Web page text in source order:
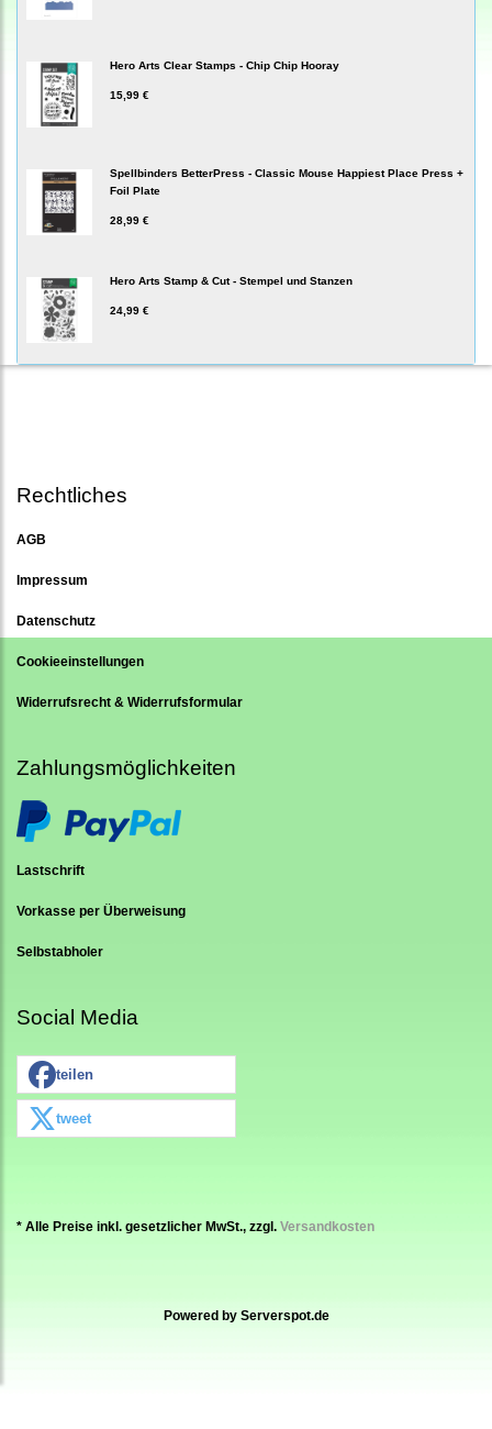
Hero Arts Clear Stamps - Chip Chip Hooray
15,99 €
Spellbinders BetterPress - Classic Mouse Happiest Place Press +
Foil Plate
28,99 €
Hero Arts Stamp & Cut - Stempel und Stanzen
24,99 €
Rechtliches
AGB
Impressum
Datenschutz
Cookieeinstellungen
Widerrufsrecht & Widerrufsformular
Zahlungsmöglichkeiten
Lastschrift
Vorkasse per Überweisung
Selbstabholer
Social Media
teilen
tweet
* Alle Preise inkl. gesetzlicher MwSt., zzgl. Versandkosten
Powered by Serverspot.de